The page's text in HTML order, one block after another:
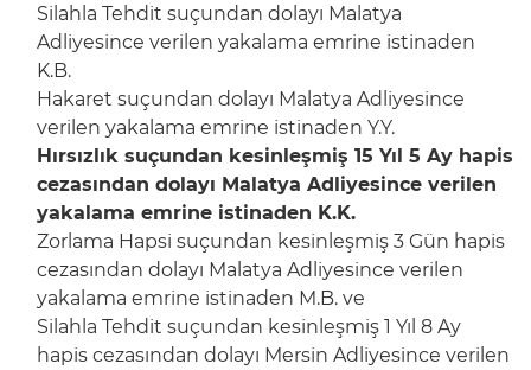
Silahla Tehdit suçundan dolayı Malatya
Adliyesince verilen yakalama emrine istinaden
K.B.
Hakaret suçundan dolayı Malatya Adliyesince
verilen yakalama emrine istinaden Y.Y.
Hırsızlık suçundan kesinleşmiş 15 Yıl 5 Ay hapis
cezasından dolayı Malatya Adliyesince verilen
yakalama emrine istinaden K.K.
Zorlama Hapsi suçundan kesinleşmiş 3 Gün hapis
cezasından dolayı Malatya Adliyesince verilen
yakalama emrine istinaden M.B. ve
Silahla Tehdit suçundan kesinleşmiş 1 Yıl 8 Ay
hapis cezasından dolayı Mersin Adliyesince verilen